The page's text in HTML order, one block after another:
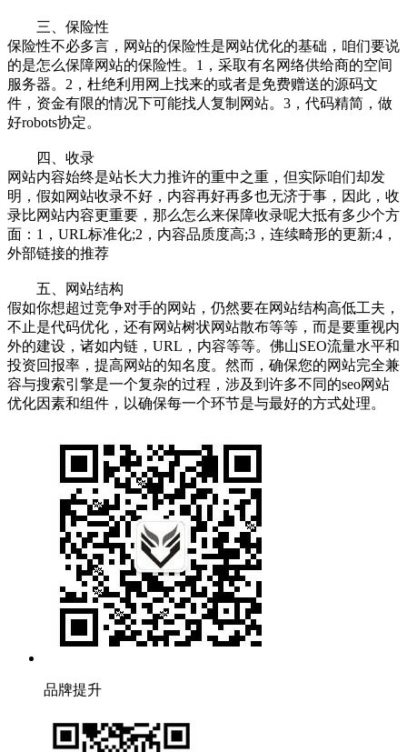
三、保险性
保险性不必多言，网站的保险性是网站优化的基础，咱们要说
的是怎么保障网站的保险性。1，采取有名网络供给商的空间
服务器。2，杜绝利用网上找来的或者是免费赠送的源码文
件，资金有限的情况下可能找人复制网站。3，代码精简，做
好robots协定。
四、收录
网站内容始终是站长大力推许的重中之重，但实际咱们却发
明，假如网站收录不好，内容再好再多也无济于事，因此，收
录比网站内容更重要，那么怎么来保障收录呢大抵有多少个方
面：1，URL标准化;2，内容品质度高;3，连续畸形的更新;4，
外部链接的推荐
五、网站结构
假如你想超过竞争对手的网站，仍然要在网站结构高低工夫，
不止是代码优化，还有网站树状网站散布等等，而是要重视内
外的建设，诸如内链，URL，内容等等。佛山SEO流量水平和
投资回报率，提高网站的知名度。然而，确保您的网站完全兼
容与搜索引擎是一个复杂的过程，涉及到许多不同的seo网站
优化因素和组件，以确保每一个环节是与最好的方式处理。
品牌提升